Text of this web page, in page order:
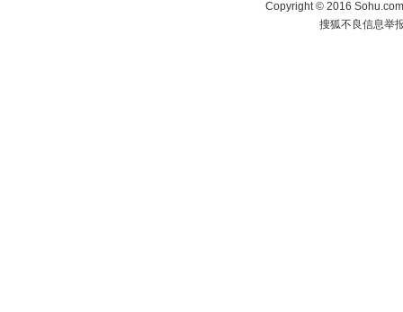
Copyright©2016
搜狐不良信息举